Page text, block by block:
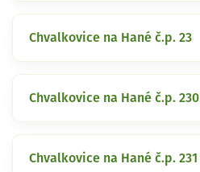
Chvalkovice na Hané č.p. 23
Chvalkovice na Hané č.p. 230
Chvalkovice na Hané č.p. 231